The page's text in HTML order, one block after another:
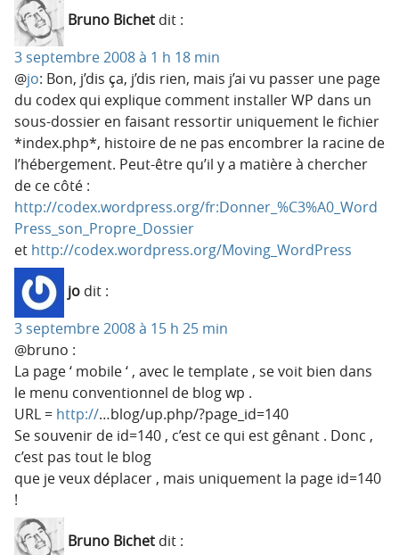
Bruno Bichet dit :
3 septembre 2008 à 1 h 18 min
@jo: Bon, j’dis ça, j’dis rien, mais j’ai vu passer une page
du codex qui explique comment installer WP dans un
sous-dossier en faisant ressortir uniquement le fichier
*index.php*, histoire de ne pas encombrer la racine de
l’hébergement. Peut-être qu’il y a matière à chercher
de ce côté :
http://codex.wordpress.org/fr:Donner_%C3%A0_Word
Press_son_Propre_Dossier
et http://codex.wordpress.org/Moving_WordPress
jo dit :
3 septembre 2008 à 15 h 25 min
@bruno :
La page ‘ mobile ‘ , avec le template , se voit bien dans
le menu conventionnel de blog wp .
URL = http://…blog/up.php/?page_id=140
Se souvenir de id=140 , c’est ce qui est gênant . Donc ,
c’est pas tout le blog
que je veux déplacer , mais uniquement la page id=140
!
Bruno Bichet dit :